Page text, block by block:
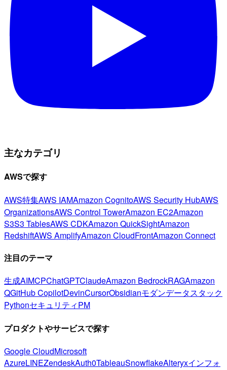
主なカテゴリ
AWSで探す
AWS特集AWS IAMAmazon CognitoAWS Security HubAWS
OrganizationsAWS Control TowerAmazon EC2Amazon
S3S3 TablesAWS CDKAmazon QuickSightAmazon
RedshiftAWS AmplifyAmazon CloudFrontAmazon Connect
注目のテーマ
生成AIMCPChatGPTClaudeAmazon BedrockRAGAmazon
QGitHub CopilotDevinCursorObsidianモダンデータスタック
PythonセキュリティPM
プロダクトやサービスで探す
Google CloudMicrosoft
AzureLINEZendeskAuth0TableauSnowflakeAlteryxインフォ